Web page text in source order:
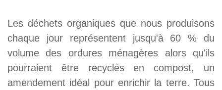
Les déchets organiques que nous produisons
chaque jour représentent jusqu'à 60
% du
volume des ordures ménagères alors qu'ils
pourraient être recyclés en compost, un
amendement idéal pour enrichir la terre. Tous